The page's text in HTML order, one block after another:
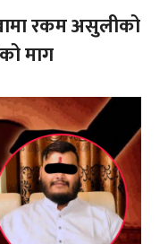
रकम असुलीको
माग